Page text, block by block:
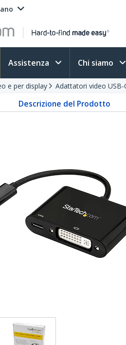
Assistenza Chi siamo
e per display Adattatori video USB-
Descrizione del Prodotto